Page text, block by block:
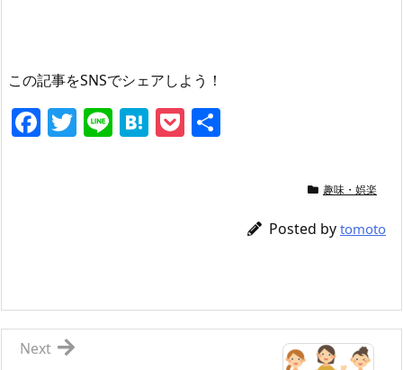
この記事をSNSでシェアしよう！
F
k
T Li H P
趣味・娯楽
Posted by tomoto
Next